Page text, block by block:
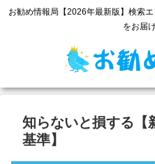
お勧め情報局【2026年最新版】検索
をお届
知らないと損する【
基準】